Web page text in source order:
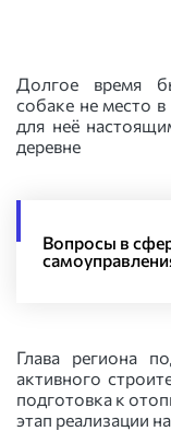
Долгое время
собаке не место в
для неё
деревне
Вопросы в
Глава региона
активного
подготовка к
этап реализации